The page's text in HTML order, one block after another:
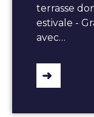
terrasse
estivale -
avec…